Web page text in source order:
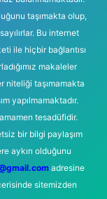
taşımakta olup,
Bu internet
ile hiçbir bağlantısı
makaleler
niteliği taşımamakta
yapılmamaktadır.
tesadüfidir.
bir bilgi paylaşım
aykırı olduğunu
adresine
sitemizden